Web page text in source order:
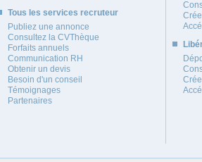
Tous les services recruteur
Publiez une annonce
Consultez la CVThèque
Forfaits annuels
Communication RH
Obtenir un devis
Besoin d'un conseil
Témoignages
Partenaires